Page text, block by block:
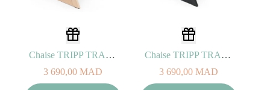
Chaise TRIPP TRAPP bois de Hêtre Naturel
3 690,00 MAD
Chaise TRIPP TRAPP bois de Hêtre Noir
3 690,00 MAD